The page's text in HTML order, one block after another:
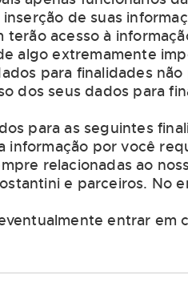
de suas
acesso à
algo extremamente
para finalidades
dos seus dados para
para as seguintes
informação por você
relacionadas ao
e parceiros. No
entrar